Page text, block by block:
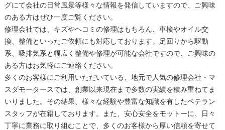
グにて会社の日常風景等様々な情報を発信していますので、ご興味
のある方はぜひ一度ご覧ください。
修理会社では、キズやヘコミの修理はもちろん、車検やオイル交
換、整備といったご依頼にも対応しております。足回りから駆動
系、吸排気系と幅広く整備や修理が可能な会社ですので、ご興味の
ある方はお気軽にご連絡ください。
多くのお客様にご利用いただいている、地元で人気の修理会社・マ
スダモータースでは、創業以来現在まで多数の実績を積み重ねてま
いりました。その結果、様々な経験や豊富な知識を有したベテラン
スタッフが在籍しております。また、安心安全をモットーに、日々
丁寧に業務に取り組むことで、多くのお客様から厚い信頼を寄せて